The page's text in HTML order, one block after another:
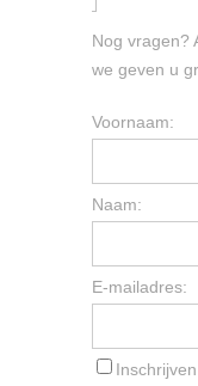
Nog vragen?
we geven u
Voornaam:
Naam:
E-mailadres: